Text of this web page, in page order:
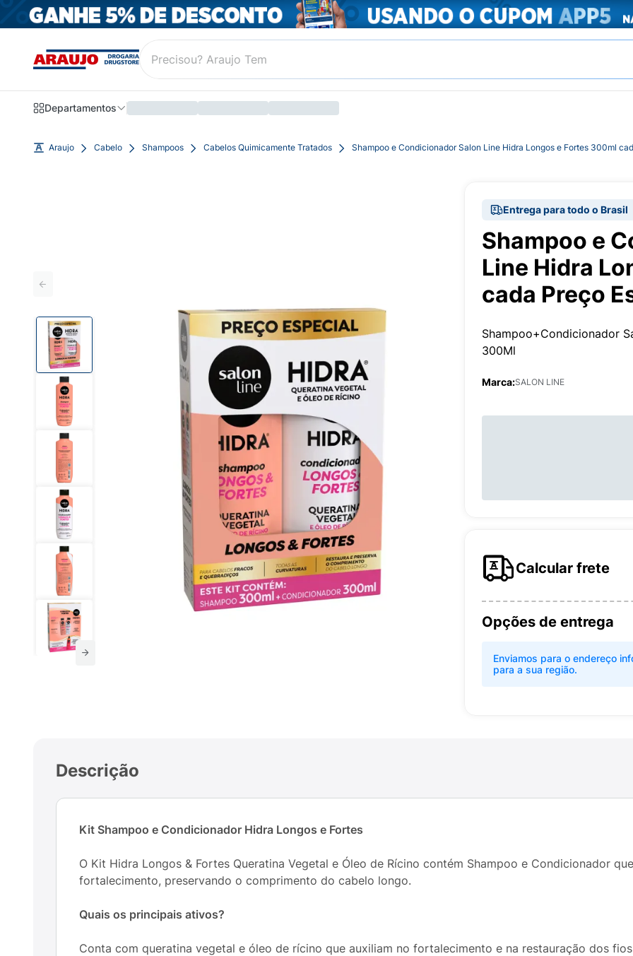
Departamentos
Araujo Cabelo Shampoos Cabelos Quimicamente Tratados Shampoo e Condicionador Salon Line Hidra Longos e Fortes 300ml
Entrega para todo o Brasil
Shampoo e
Line Hidra
cada Preço
Shampoo+Condicionador
300Ml
Marca:SALON LINE
Calcular frete
Opções de entrega
Enviamos para o endereço
para a sua região.
Descrição
Kit Shampoo e Condicionador Hidra Longos e Fortes
O Kit Hidra Longos & Fortes Queratina Vegetal e Óleo de Rícino contém Shampoo e Condicionador
fortalecimento, preservando o comprimento do cabelo longo.
Quais os principais ativos?
Conta com queratina vegetal e óleo de rícino que auxiliam no fortalecimento e na restauração dos